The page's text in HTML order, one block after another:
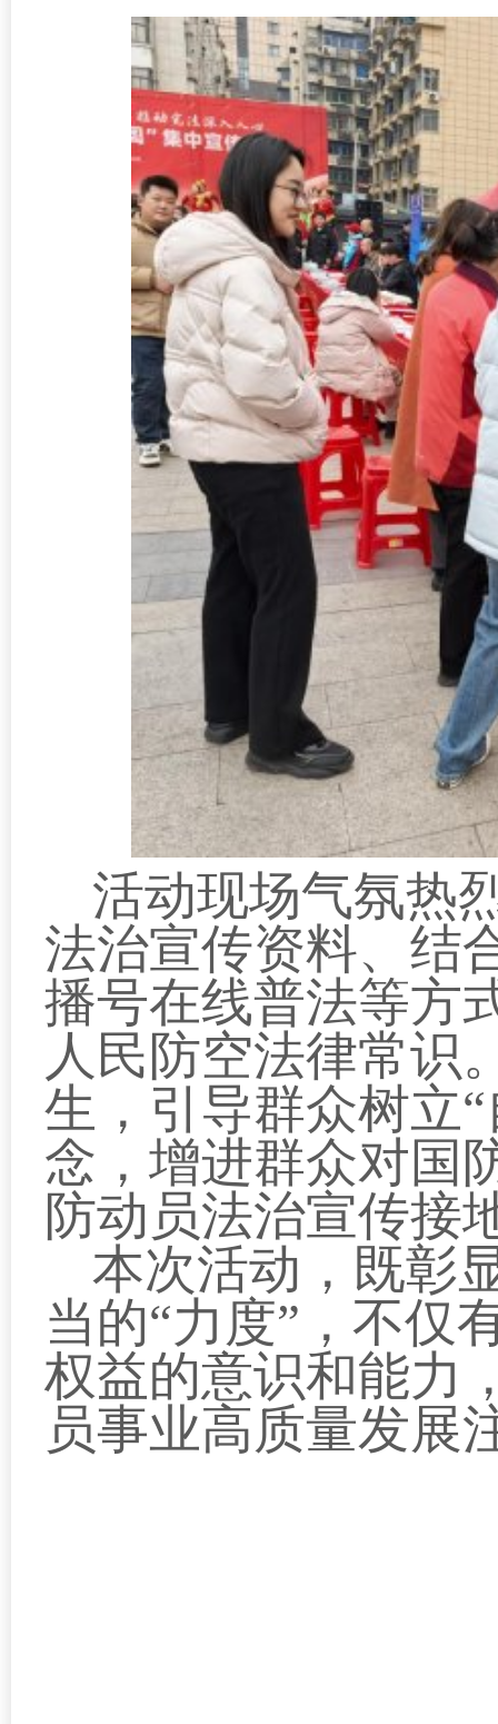
活动现场气氛热
法治宣传资料、结
播号在线普法等方
人民防空法律常识
生，引导群众树立
念，增进群众对国
防动员法治宣传接
本次活动，既彰
当的“力度”，不仅
权益的意识和能力
员事业高质量发展